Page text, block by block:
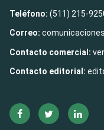
Teléfono: (511) 215-
Correo:
Contacto comercial:
Contacto editorial: